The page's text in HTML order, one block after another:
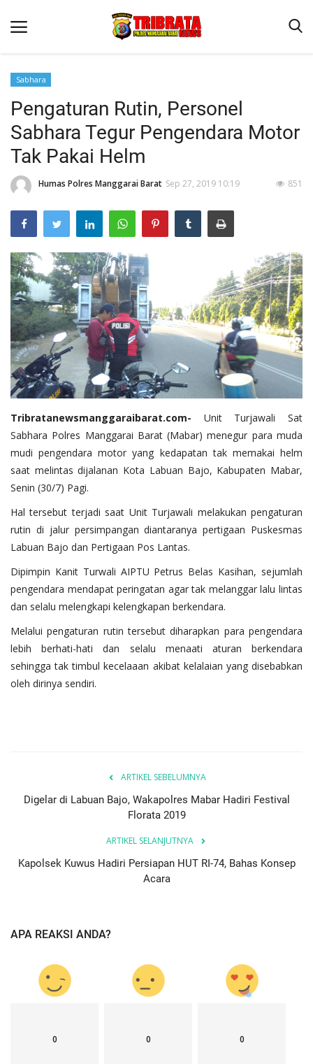
Beranda
Binkam
Terms & Conditions
Reskrim
Lantas
Polisi Kita
Mitra Polisi
Giat Ops
Sabhara
Pengaturan Rutin, Personel
Sabhara Tegur Pengendara Motor
Tak Pakai Helm
Humas Polres Manggarai Barat Sep 27, 2019 10:19 851
Tribratanewsmanggaraibarat.com- Unit Turjawali Sat
Sabhara Polres Manggarai Barat (Mabar) menegur para muda
mudi pengendara motor yang kedapatan tak memakai helm
saat melintas dijalanan Kota Labuan Bajo, Kabupaten Mabar,
Senin (30/7) Pagi.
Hal tersebut terjadi saat Unit Turjawali melakukan pengaturan
rutin di jalur persimpangan diantaranya pertigaan Puskesmas
Labuan Bajo dan Pertigaan Pos Lantas.
Dipimpin Kanit Turwali AIPTU Petrus Belas Kasihan, sejumlah
pengendara mendapat peringatan agar tak melanggar lalu lintas
dan selalu melengkapi kelengkapan berkendara.
Melalui pengaturan rutin tersebut diharapkan para pengendara
lebih berhati-hati dan selalu menaati aturan berkendara
sehingga tak timbul kecelaaan akibat kelalaian yang disebabkan
oleh dirinya sendiri.
ARTIKEL SEBELUMNYA
Digelar di Labuan Bajo, Wakapolres Mabar Hadiri Festival
Florata 2019
ARTIKEL SELANJUTNYA
Kapolsek Kuwus Hadiri Persiapan HUT RI-74, Bahas Konsep
Acara
APA REAKSI ANDA?
0 0 0